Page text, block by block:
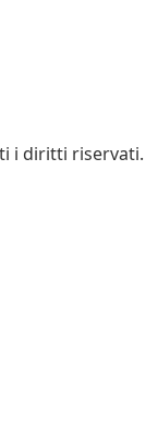
i diritti riservati.